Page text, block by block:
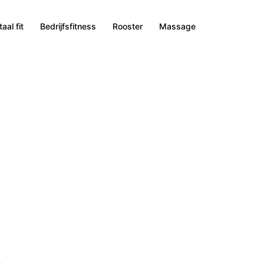
fit Bedrijfsfitness Rooster
Massage